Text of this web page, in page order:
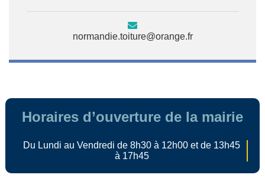
normandie.toiture@orange.fr
Horaires d’ouverture de la mairie
Du Lundi au Vendredi de 8h30 à 12h00 et de 13h45
à 17h45